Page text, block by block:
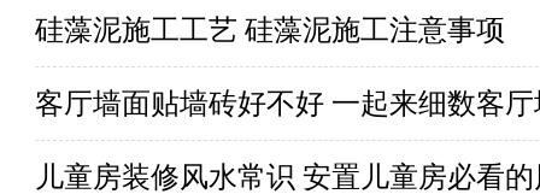
硅藻泥施工工艺 硅藻泥施工注意事项
客厅墙面贴墙砖好不好 一起来细数客
儿童房装修风水常识 安置儿童房必看